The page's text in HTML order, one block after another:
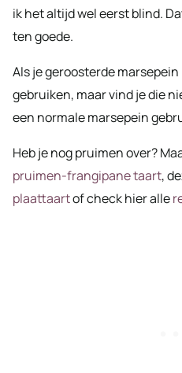
ik het altijd wel eerst blind.
ten goede.
Als je geroosterde
gebruiken, maar vind je die
een normale marsepein
Heb je nog pruimen over?
pruimen-frangipane taart,
plaattaartof check hier alle